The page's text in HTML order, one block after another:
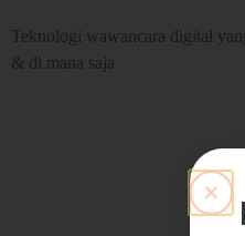
Teknologi wawancara digital
& di mana saja